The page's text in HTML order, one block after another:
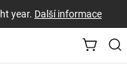
year. Další informace